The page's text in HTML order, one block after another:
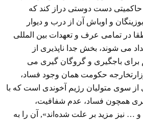
دست دوستی دراز کند که
و اوباش آن از درب و دیوار
در تمامی عرف و تعهدات بین المللی
می شوند، بخش جدا ناپذیری از
باجگیری و گروگان گیری می
حکومت همان وجود فساد،
سوی متولیان رژیم آخوندی است که با
همچون فساد، عدم شفافیت،
… نیز مزید بر علت شده‌اند», آن را به